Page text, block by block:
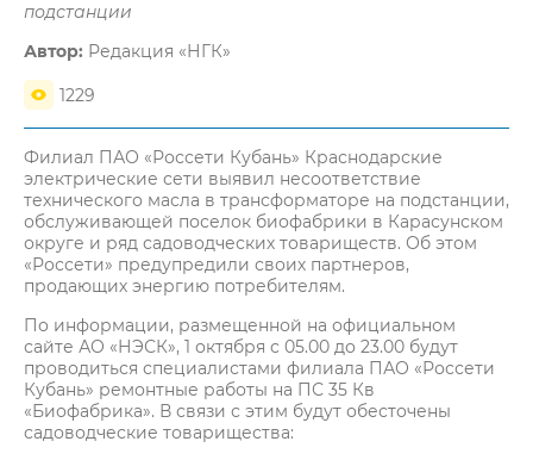
подстанции
Автор: Редакция «НГК»
1229
Филиал ПАО «Россети Кубань» Краснодарские
электрические сети выявил несоответствие
технического масла в трансформаторе на подстанции,
обслуживающей поселок биофабрики в Карасунском
округе и ряд садоводческих товариществ. Об этом
«Россети» предупредили своих партнеров,
продающих энергию потребителям.
По информации, размещенной на официальном
сайте АО «НЭСК», 1 октября с 05.00 до 23.00 будут
проводиться специалистами филиала ПАО «Россети
Кубань» ремонтные работы на ПС 35 Кв
«Биофабрика». В связи с этим будут обесточены
садоводческие товарищества: